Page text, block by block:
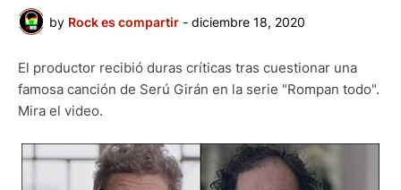
by Rock es compartir - diciembre 18, 2020
El productor recibió duras críticas tras cuestionar una
famosa canción de Serú Girán en la serie "Rompan todo".
Mira el video.